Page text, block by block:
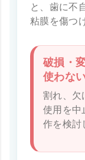
と、歯に不
粘膜を傷つ
破損・
使わな
割れ、欠
使用を中
作を検討